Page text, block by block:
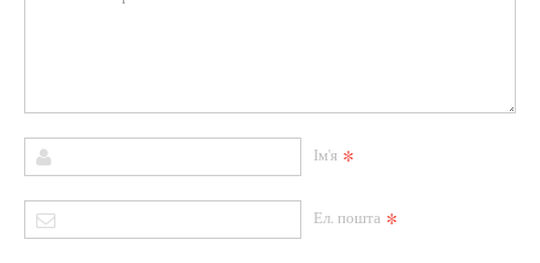
Ім'я *
Ел. пошта *